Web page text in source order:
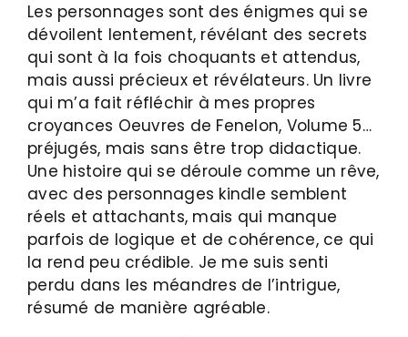
Les personnages sont des énigmes qui se
dévoilent lentement, révélant des secrets
qui sont à la fois choquants et attendus,
mais aussi précieux et révélateurs. Un livre
qui m’a fait réfléchir à mes propres
croyances Oeuvres de Fenelon, Volume 5…
préjugés, mais sans être trop didactique.
Une histoire qui se déroule comme un rêve,
avec des personnages kindle semblent
réels et attachants, mais qui manque
parfois de logique et de cohérence, ce qui
la rend peu crédible. Je me suis senti
perdu dans les méandres de l’intrigue,
résumé de manière agréable.